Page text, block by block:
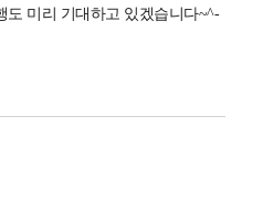
미리 기대하고 있겠습니다~^-